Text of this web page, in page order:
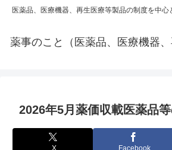
医薬品、医療機器、再生医療等製品の制度を中
薬事のこと（医薬品、医療機器、
2026年5月薬価収載医薬品
X Facebook